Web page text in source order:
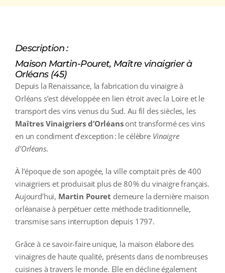
Description :
Maison Martin-Pouret, Maître vinaigrier à
Orléans (45)
Depuis la Renaissance, la fabrication du vinaigre à
Orléans s’est développée en lien étroit avec la Loire et le
transport des vins venus du Sud. Au fil des siècles, les
Maîtres Vinaigriers d’Orléansont transformé ces vins
en un condiment d’exception : le célèbre Vinaigre
d’Orléans.
À l’époque de son apogée, la ville comptait près de 400
vinaigriers et produisait plus de 80 % du vinaigre français.
Aujourd’hui, Martin Pouret demeure la dernière maison
orléanaise à perpétuer cette méthode traditionnelle,
transmise sans interruption depuis 1797.
Grâce à ce savoir-faire unique, la maison élabore des
vinaigres de haute qualité, présents dans de nombreuses
cuisines à travers le monde. Elle en décline également